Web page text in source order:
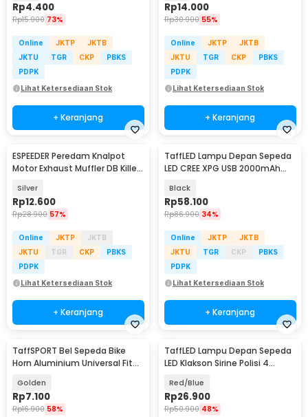
Rp4.400
Rp15.900 73%
Online JKTP
JKTB
JKTU
TGR CKP
PBKS
PDPK
Lihat Ketersediaan Stok
+ Keranjang
Rp14.000
Rp30.900 55%
Online JKTP
JKTB
JKTU
TGR CKP
PBKS
PDPK
Lihat Ketersediaan Stok
+ Keranjang
ESPEEDER Peredam Knalpot
Motor Exhaust Muffler DB Killer
Silver
Rp12.600
Rp28.900 57%
Online JKTP
JKTB
JKTU
TGR CKP
PBKS
PDPK
Lihat Ketersediaan Stok
+ Keranjang
TaffLED Lampu Depan Sepeda
LED CREE XPG USB 2000mAh
Black
Rp58.100
Rp86.900 34%
Online JKTP
JKTB
JKTU
TGR CKP
PBKS
PDPK
Lihat Ketersediaan Stok
+ Keranjang
TaffSPORT Bel Sepeda Bike
Horn Aluminium Universal Fit
Golden
Rp7.100
Rp16.900 58%
TaffLED Lampu Depan Sepeda
LED Klakson Sirine Polisi 4
Red/Blue
Rp26.900
Rp50.900 48%